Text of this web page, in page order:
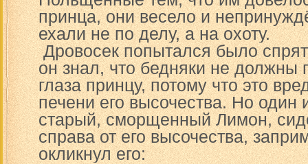
принца, они весело и
ехали не по делу, а на охоту.
Дровосек попытался было
он знал, что бедняки не должны
глаза принцу, потому что это
печени его высочества. Но один
старый, сморщенный Лимон,
справа от его высочества,
окликнул его: